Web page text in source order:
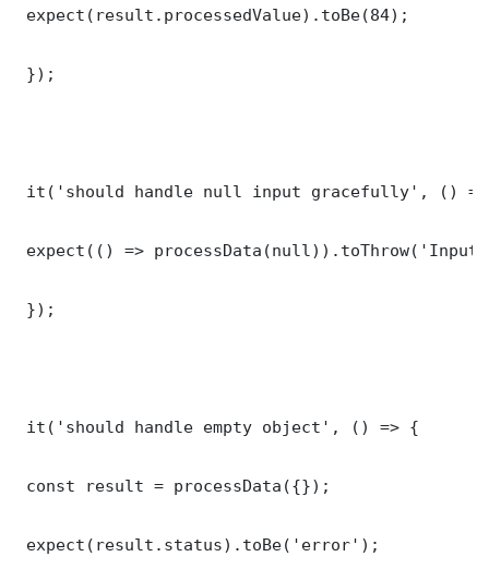
expect(result.processedValue).toBe(84);
});
it('should handle null input gracefully', ()
expect(() =>
});
it('should handle empty object', () => {
const result = processData({});
expect(result.status).toBe('error');